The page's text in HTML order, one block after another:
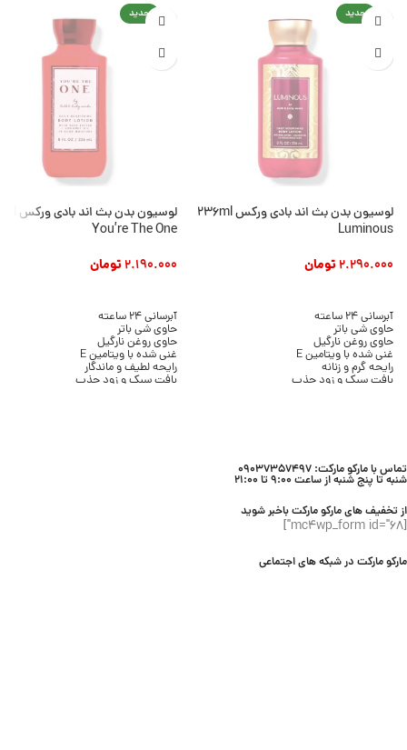
جدید
لوسیون بدن بث اند بادی ورکس 236ml
Luminous
2.290.000تومان
آبرسانی 24 ساعته
حاوی شی باتر
حاوی روغن نارگیل
غنی شده با ویتامین E
رایحه گرم و زنانه
بافت سبک و زود جذب
جدید
You’re The One
2.190.000تومان
آبرسانی 24 ساعته
حاوی شی باتر
حاوی روغن نارگیل
غنی شده با ویتامین E
رایحه لطیف و ماندگار
بافت سبک و زود جذب
تماس با مارکو مارکت: 09037357497
شنبه تا پنج شنبه از ساعت 9:00 تا 21:00
از تخفیف های مارکو مارکت باخبر شوید
[mc4wp_form id="68"]
مارکو مارکت در شبکه های اجتماعی